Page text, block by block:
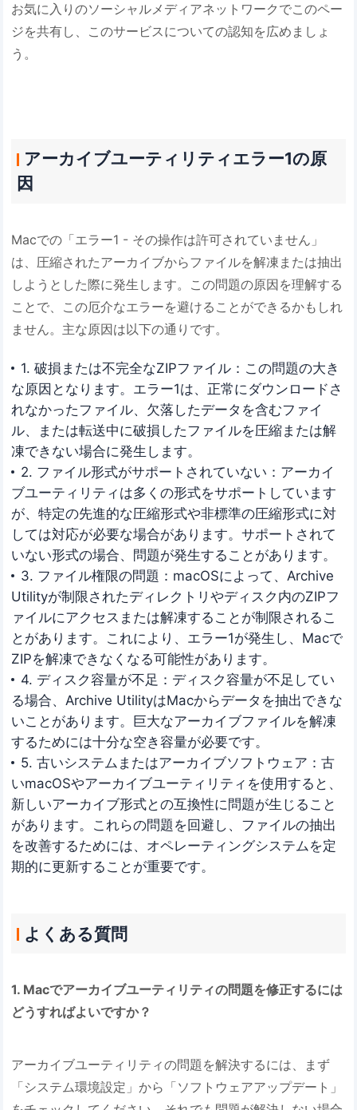
お気に入りのソーシャルメディアネットワークでこのペー
ジを共有し、このサービスについての認知を広めましょ
う。
アーカイブユーティリティエラー1の原
因
Macでの「エラー1 - その操作は許可されていません」
は、圧縮されたアーカイブからファイルを解凍または抽出
しようとした際に発生します。この問題の原因を理解する
ことで、この厄介なエラーを避けることができるかもしれ
ません。主な原因は以下の通りです。
1. 破損または不完全なZIPファイル：この問題の大き
な原因となります。エラー1は、正常にダウンロードさ
れなかったファイル、欠落したデータを含むファイ
ル、または転送中に破損したファイルを圧縮または解
凍できない場合に発生します。
2. ファイル形式がサポートされていない：アーカイ
ブユーティリティは多くの形式をサポートしています
が、特定の先進的な圧縮形式や非標準の圧縮形式に対
しては対応が必要な場合があります。サポートされて
いない形式の場合、問題が発生することがあります。
3. ファイル権限の問題：macOSによって、Archive
Utilityが制限されたディレクトリやディスク内のZIPフ
ァイルにアクセスまたは解凍することが制限されるこ
とがあります。これにより、エラー1が発生し、Macで
ZIPを解凍できなくなる可能性があります。
4. ディスク容量が不足：ディスク容量が不足してい
る場合、Archive UtilityはMacからデータを抽出できな
いことがあります。巨大なアーカイブファイルを解凍
するためには十分な空き容量が必要です。
5. 古いシステムまたはアーカイブソフトウェア：古
いmacOSやアーカイブユーティリティを使用すると、
新しいアーカイブ形式との互換性に問題が生じること
があります。これらの問題を回避し、ファイルの抽出
を改善するためには、オペレーティングシステムを定
期的に更新することが重要です。
よくある質問
1. Macでアーカイブユーティリティの問題を修正するには
どうすればよいですか？
アーカイブユーティリティの問題を解決するには、まず
「システム環境設定」から「ソフトウェアアップデート」